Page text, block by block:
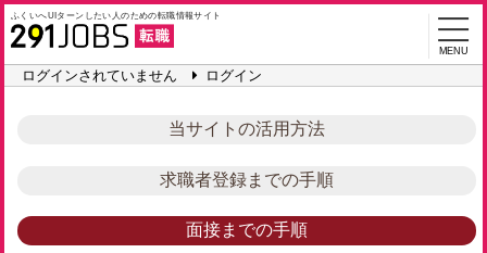
ふくいへUIターンしたい人のための転職情報サイト
ログインされていません ログイン
MENU
当サイトの活用方法
求職者登録までの手順
面接までの手順